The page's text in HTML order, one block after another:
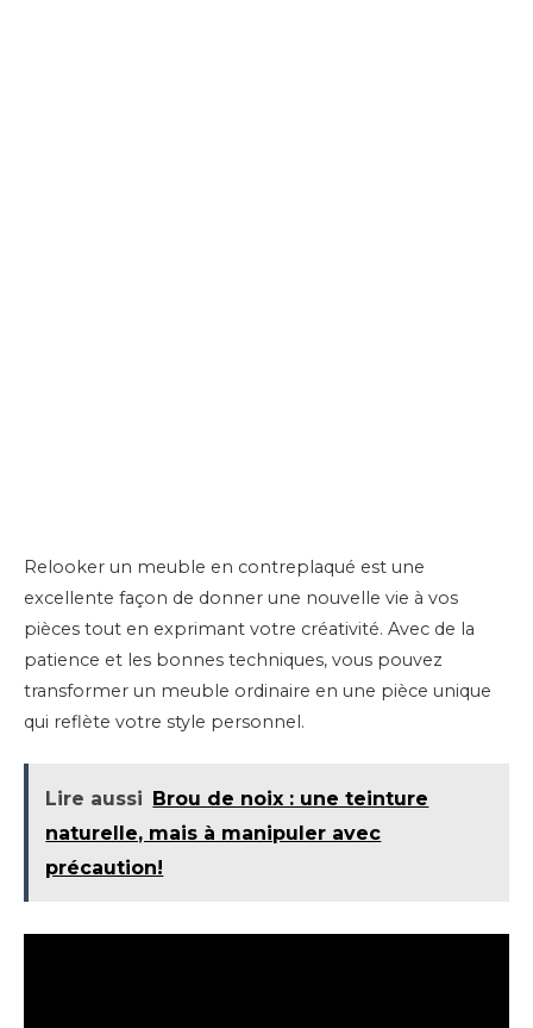
Relooker un meuble en contreplaqué est une
excellente façon de donner une nouvelle vie à vos
pièces tout en exprimant votre créativité. Avec de la
patience et les bonnes techniques, vous pouvez
transformer un meuble ordinaire en une pièce unique
qui reflète votre style personnel.
Lire aussi Brou de noix : une teinture
naturelle, mais à manipuler avec
précaution!